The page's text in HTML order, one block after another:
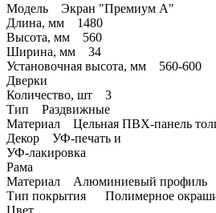
Модель Экран "Премиум А"
Длина, мм 1480
Высота, мм 560
Ширина, мм 34
Установочная высота, мм 560-600
Дверки
Количество, шт 3
Тип Раздвижные
Материал Цельная ПВХ-панель
Декор УФ-печать и
УФ-лакировка
Рама
Материал Алюминиевый профиль
Тип покрытия Полимерное
Цвет